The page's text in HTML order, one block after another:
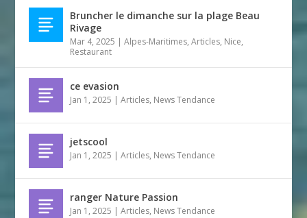
Bruncher le dimanche sur la plage Beau
Rivage
Mar 4, 2025 |Alpes-Maritimes,Articles, Nice,
Restaurant
ce evasion
Jan 1, 2025 |Articles, News Tendance
jetscool
Jan 1, 2025 |Articles, News Tendance
ranger Nature Passion
Jan 1, 2025 |Articles, News Tendance